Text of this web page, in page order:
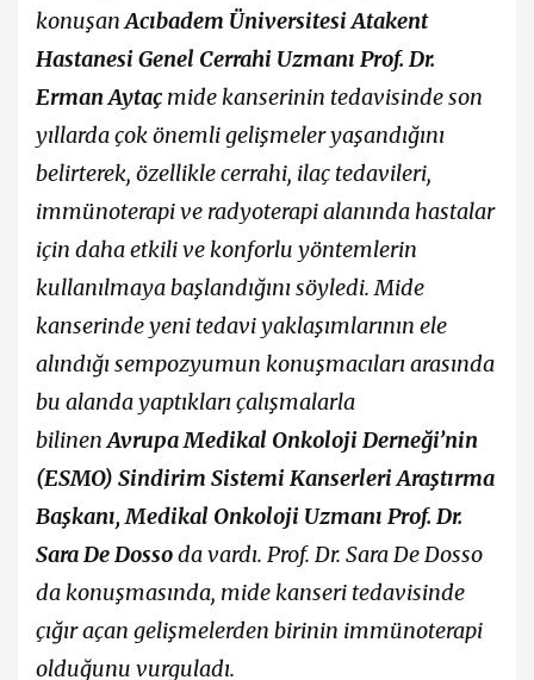
konuşan Acıbadem Üniversitesi Atakent
Hastanesi Genel Cerrahi Uzmanı Prof. Dr.
Erman Aytaç mide kanserinin tedavisinde son
yıllarda çok önemli gelişmeler yaşandığını
belirterek, özellikle cerrahi, ilaç tedavileri,
immünoterapi ve radyoterapi alanında hastalar
için daha etkili ve konforlu yöntemlerin
kullanılmaya başlandığını söyledi. Mide
kanserinde yeni tedavi yaklaşımlarının ele
alındığı sempozyumun konuşmacıları arasında
bu alanda yaptıkları çalışmalarla
bilinen Avrupa Medikal Onkoloji Derneği’nin
(ESMO) Sindirim Sistemi Kanserleri Araştırma
Başkanı, Medikal Onkoloji Uzmanı Prof. Dr.
Sara De Dossoda vardı. Prof. Dr. Sara De Dosso
da konuşmasında, mide kanseri tedavisinde
çığır açan gelişmelerden birinin immünoterapi
olduğunu vurguladı.